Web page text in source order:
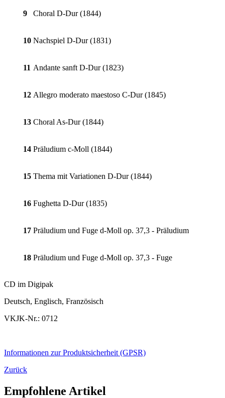
9 Choral D-Dur (1844)
10 Nachspiel D-Dur (1831)
11 Andante sanft D-Dur (1823)
12 Allegro moderato maestoso C-Dur (1845)
13 Choral As-Dur (1844)
14 Präludium c-Moll (1844)
15 Thema mit Variationen D-Dur (1844)
16 Fughetta D-Dur (1835)
17 Präludium und Fuge d-Moll op. 37,3 - Präludium
18 Präludium und Fuge d-Moll op. 37,3 - Fuge
CD im Digipak
Deutsch, Englisch, Französisch
VKJK-Nr.: 0712
Informationen zur Produktsicherheit (GPSR)
Zurück
Empfohlene Artikel